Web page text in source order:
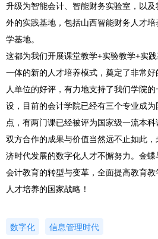
升级为智能会计、智能财务实验室，以
外的实践基地，包括山西智能财务人才
学基地。
这都为我们开展课堂教学+实验教学+实
一体的新的人才培养模式，奠定了非常
人单位的好评，有力地支持了我们学院
设，目前的会计学院已经有三个专业成
点，有两门课已经被评为国家级一流本科
双方合作的成果与价值当然远不止如此
济时代发展的数字化人才不懈努力。金
会计教育的转型与变革，全面提高教育
人才培养的国家战略！
数字化 信息管理时代